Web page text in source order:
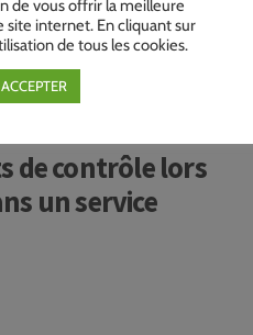
?
de contrôle lors
un service
de vous offrir la meilleure
site internet. En cliquant sur
de tous les cookies.
ACCEPTER